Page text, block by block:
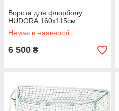
Ворота для флорболу
HUDORA 160х115см
Немає в наявності
6 500 ₴